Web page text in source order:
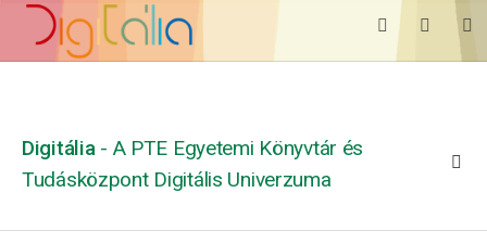
Digitália - A PTE Egyetemi Könyvtár és
Tudásközpont Digitális Univerzuma